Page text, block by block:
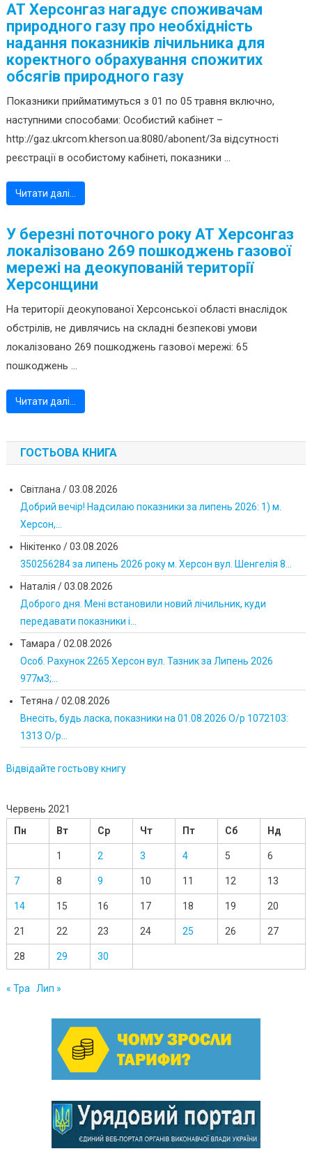
АТ Херсонгаз нагадує споживачам
природного газу про необхідність
надання показників лічильника для
коректного обрахування спожитих
обсягів природного газу
Показники прийматимуться з 01 по 05 травня включно,
наступними способами: Особистий кабінет –
http://gaz.ukrcom.kherson.ua:8080/abonent/За відсутності
реєстрації в особистому кабінеті, показники ...
Читати далі…
У березні поточного року АТ Херсонгаз
локалізовано 269 пошкоджень газової
мережі на деокупованій території
Херсонщини
На території деокупованої Херсонської області внаслідок
обстрілів, не дивлячись на складні безпекові умови
локалізовано 269 пошкоджень газової мережі: 65
пошкоджень ...
Читати далі…
ГОСТЬОВА КНИГА
Світлана /03.08.2026
Добрий вечір! Надсилаю показники за липень 2026: 1) м.
Херсон,...
Нікітенко /03.08.2026
350256284 за липень 2026 року м. Херсон вул. Шенгелія 8...
Наталія /03.08.2026
Доброго дня. Мені встановили новий лічильник, куди
передавати показники і...
Тамара /02.08.2026
Особ. Рахунок 2265 Херсон вул. Тазник за Липень 2026
977м3;...
Тетяна /02.08.2026
Внесіть, будь ласка, показники на 01.08.2026 О/р 1072103:
1313 О/р...
Відвідайте гостьову книгу
Червень 2021
Пн
Вт Ср Чт Пт Сб Нд
1 2 3 4 5 6
7 8 9 10 11 12 13
14 15 16 17 18 19 20
21 22 23 24 25 26 27
28 29 30
« Тра Лип »